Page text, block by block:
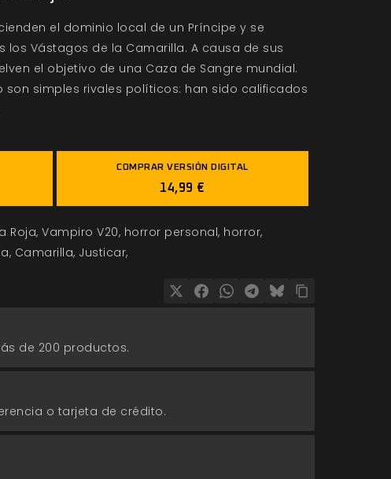
el dominio local de un Príncipe y se
Vástagos de la Camarilla. A causa de sus
el objetivo de una Caza de Sangre mundial.
son simples rivales políticos: han sido calificados
COMPRAR VERSIÓN DIGITAL
14,99 €
Roja Vampiro V20 horror personal horror
Camarilla Justicar
de 200 productos.
o tarjeta de crédito.